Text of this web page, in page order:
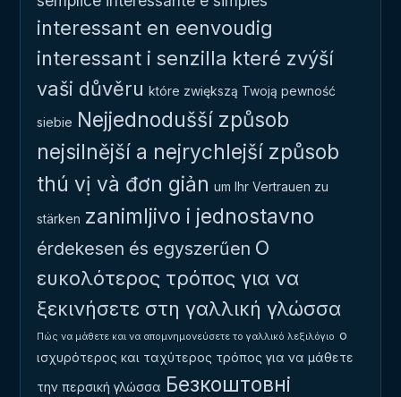
interessant en eenvoudig
interessant i senzilla které zvýší
vaši důvěru które zwiększą Twoją pewność
siebie Nejjednodušší způsob
nejsilnější a nejrychlejší způsob
thú vị và đơn giản um Ihr Vertrauen zu
stärken zanimljivo i jednostavno
érdekesen és egyszerűen Ο
ευκολότερος τρόπος για να
ξεκινήσετε στη γαλλική γλώσσα
Πώς να μάθετε και να απομνημονεύσετε το γαλλικό λεξιλόγιο ο
ισχυρότερος και ταχύτερος τρόπος για να μάθετε
την περσική γλώσσα Безкоштовні